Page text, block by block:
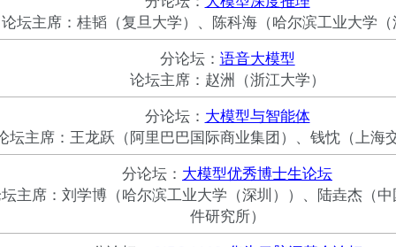
论坛主席：桂韬（复旦大学）、陈科海（哈尔滨工业大学（
分论坛： 语音大模型
论坛主席：赵洲（浙江大学）
分论坛： 大模型与智能体
坛主席：王龙跃（阿里巴巴国际商业集团）、钱忱（上海
分论坛： 大模型优秀博士生论坛
主席：刘学博（哈尔滨工业大学（深圳））、陆垚杰（
件研究所）